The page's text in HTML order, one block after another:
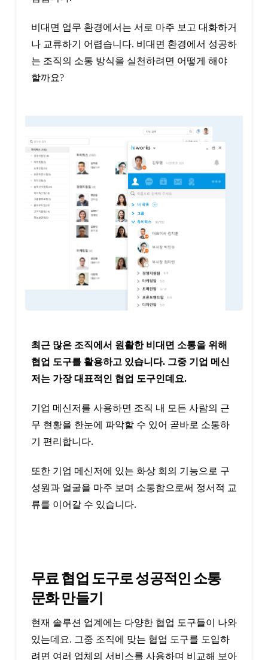
비대면 업무 환경에서는 서로 마주 보고 대화하거
나 교류하기 어렵습니다. 비대면 환경에서 성공하
는 조직의 소통 방식을 실천하려면 어떻게 해야
할까요?
최근 많은 조직에서 원활한 비대면 소통을 위해
협업 도구를 활용하고 있습니다. 그중 기업 메신
저는 가장 대표적인 협업 도구인데요.
기업 메신저를 사용하면 조직 내 모든 사람의 근
무 현황을 한눈에 파악할 수 있어 곧바로 소통하
기 편리합니다.
또한 기업 메신저에 있는 화상 회의 기능으로 구
성원과 얼굴을 마주 보며 소통함으로써 정서적 교
류를 이어갈 수 있습니다.
무료 협업 도구로 성공적인 소통
문화 만들기
현재 솔루션 업계에는 다양한 협업 도구들이 나와
있는데요. 그중 조직에 맞는 협업 도구를 도입하
려면 여러 업체의 서비스를 사용하며 비교해 보아